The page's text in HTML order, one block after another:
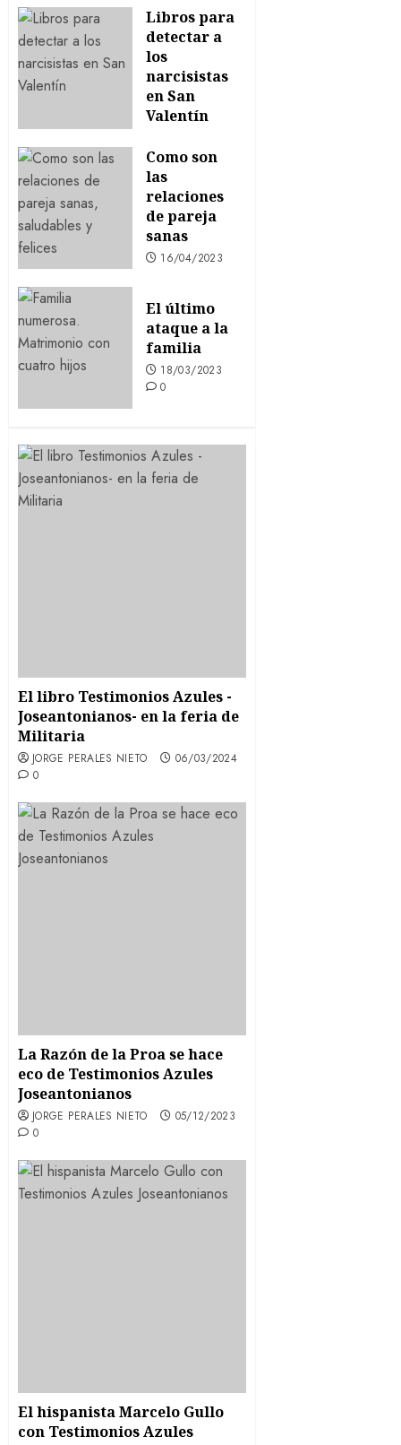
Libros para
detectar a
los
narcisistas
en San
Valentín
0
Como son
las
relaciones
de pareja
sanas
16/04/2023
El último
ataque a la
familia
18/03/2023
0
El libro Testimonios Azules -
Joseantonianos- en la feria de
Militaria
JORGE PERALES NIETO
06/03/2024
0
La Razón de la Proa se hace
eco de Testimonios Azules
Joseantonianos
JORGE PERALES NIETO
05/12/2023
0
El hispanista Marcelo Gullo
con Testimonios Azules